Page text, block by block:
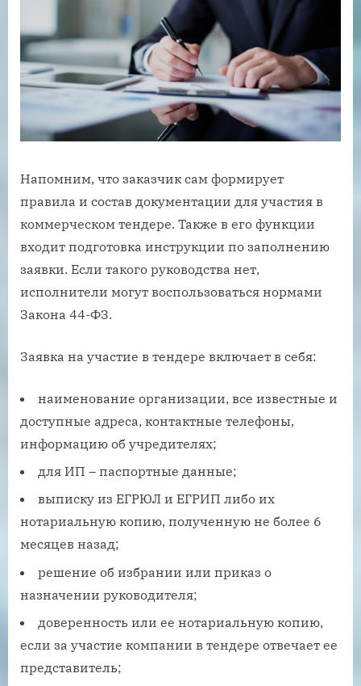
Напомним, что заказчик сам формирует
правила и состав документации для участия в
коммерческом тендере. Также в его функции
входит подготовка инструкции по заполнению
заявки. Если такого руководства нет,
исполнители могут воспользоваться нормами
Закона 44-ФЗ.
Заявка на участие в тендере включает в себя:
наименование организации, все известные и
доступные адреса, контактные телефоны,
информацию об учредителях;
для ИП – паспортные данные;
выписку из ЕГРЮЛ и ЕГРИП либо их
нотариальную копию, полученную не более 6
месяцев назад;
решение об избрании или приказ о
назначении руководителя;
доверенность или ее нотариальную копию,
если за участие компании в тендере отвечает ее
представитель;